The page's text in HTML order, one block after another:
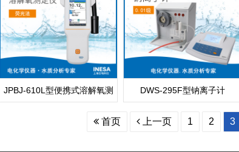
JPBJ-610L型便携式溶解氧测
DWS-295F型钠离子计
首页 上一页 1 2 3